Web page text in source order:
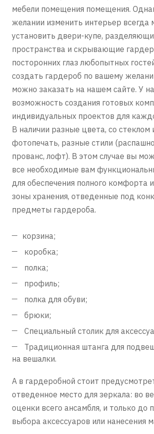
мебели помещения помещения.
желании изменить интерьер всегда
установить двери-купе,
пространства и скрывающие
посторонних глаз любопытных
создать гардероб по вашему
можно заказать на нашем сайте. У
возможность создания готовых
индивидуальных проектов для
В наличии разные цвета, со стеклом
фотопечать, разные стили
прованс, лофт). В этом случае вы
все необходимые вам
для обеспечения полного комфорта
зоны хранения, отведенные под
предметы гардероба.
корзина;
коробка;
полка;
профиль;
полка для обуви;
брюки;
Специальный столик для
Традиционная штанга для
на вешалки.
А в гардеробной стоит
отведенное место для зеркала: во
оценки всего ансамбля, и только до
выбора аксессуаров или нанесения